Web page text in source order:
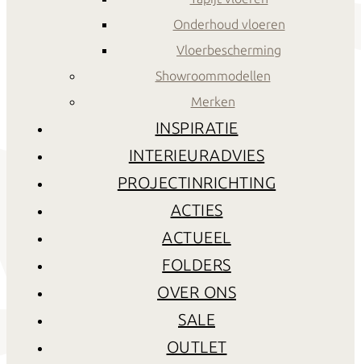
Onderhoud vloeren
Vloerbescherming
Showroommodellen
Merken
INSPIRATIE
INTERIEURADVIES
PROJECTINRICHTING
ACTIES
ACTUEEL
FOLDERS
OVER ONS
SALE
OUTLET